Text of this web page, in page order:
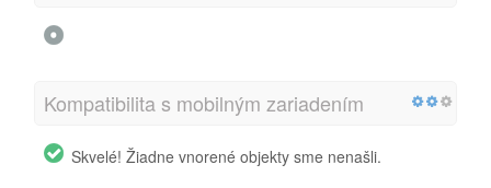
Kompatibilita s mobilným zariadením
Skvelé! Žiadne vnorené objekty sme nenašli.